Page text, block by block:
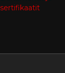
sertifikaatit